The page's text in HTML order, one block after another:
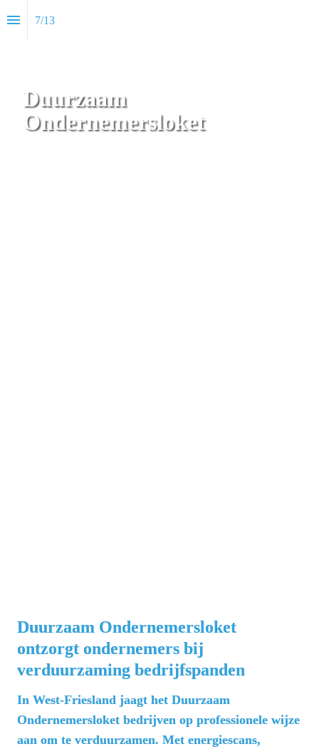
7/13
Duurzaam
Ondernemersloket
Duurzaam Ondernemersloket
ontzorgt ondernemers bij
verduurzaming bedrijfspanden
In West-Friesland jaagt het Duurzaam
Ondernemersloket bedrijven op professionele wijze
aan om te verduurzamen. Met energiescans,